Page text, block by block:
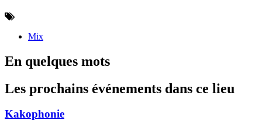
Mix
En quelques mots
Les prochains événements dans ce lieu
Kakophonie